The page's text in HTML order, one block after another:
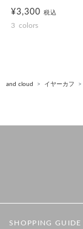
¥3,300税込
3 colors
and cloud イヤーカフ
SHOPPING GUIDE